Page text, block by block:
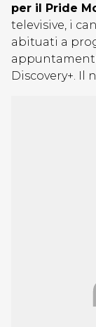
per il Pride
televisive, i
abituati a
Discovery+. Il